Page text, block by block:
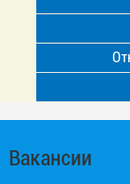
Вакансии